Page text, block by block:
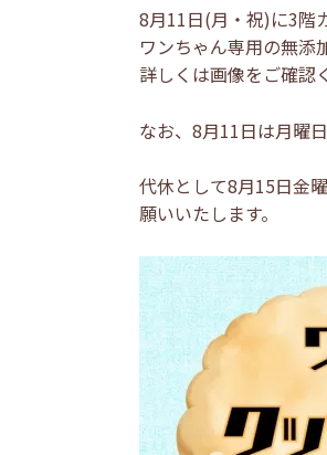
8月11日(月・祝)に3階
ワンちゃん専用の無添
詳しくは画像をご確認
なお、8月11日は月曜
代休として8月15日金
願いいたします。